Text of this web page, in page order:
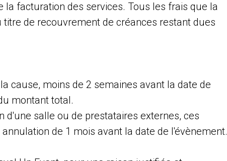
facturation des services. Tous les frais que la
de recouvrement de créances restant dues
cause, moins de 2 semaines avant la date de
montant total.
d'une salle ou de prestataires externes, ces
de 1 mois avant la date de l'évènement.